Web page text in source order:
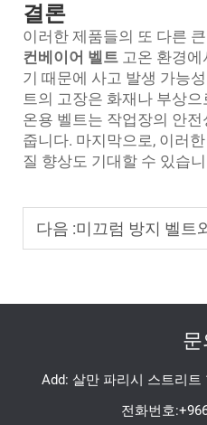
결론
이러한 제품들의 또 다른
컨베이어 벨트 고온 환경
기 때문에 사고 발생 가능
트의 고장은 화재나 부상
온용 벨트는 작업장의 안
줍니다. 마지막으로, 이러
질 향상도 기대할 수 있습
다음 :미끄럼 방지 벨트와 거친 표면 컨베
문
Add: 살만 파리시 스트리
전화번호: